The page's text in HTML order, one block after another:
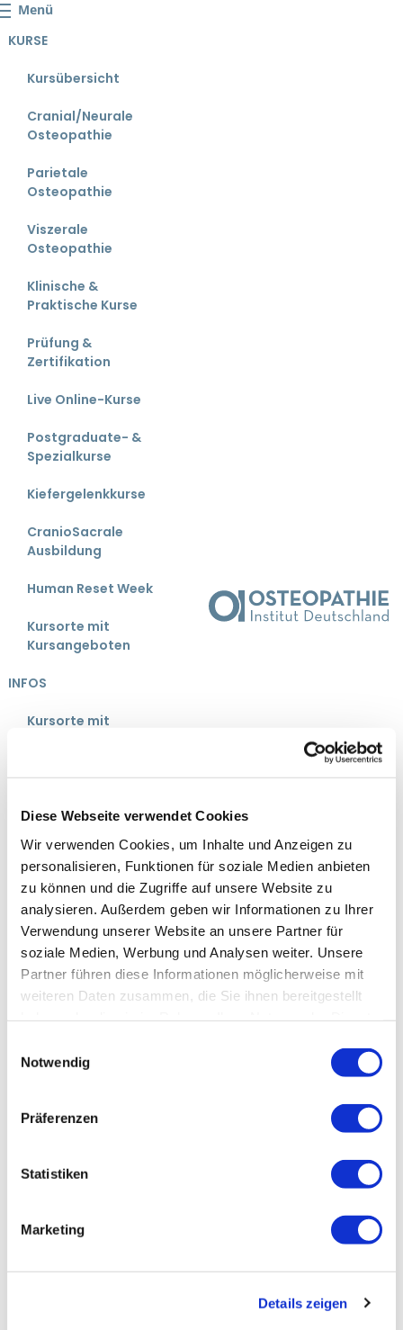
Diese Webseite verwendet Cookies
Wir verwenden Cookies, um Inhalte und Anzeigen zu
personalisieren, Funktionen für soziale Medien anbieten
zu können und die Zugriffe auf unsere Website zu
analysieren. Außerdem geben wir Informationen zu Ihrer
Verwendung unserer Website an unsere Partner für
soziale Medien, Werbung und Analysen weiter. Unsere
Partner führen diese Informationen möglicherweise mit
weiteren Daten zusammen, die Sie ihnen bereitgestellt
Notwendig
Präferenzen
Statistiken
Marketing
Details zeigen
Menü
KURSE
Kursübersicht
Cranial/Neurale
Osteopathie
Parietale
Osteopathie
Viszerale
Osteopathie
Klinische &
Praktische Kurse
Prüfung &
Zertifikation
Live Online-Kurse
Postgraduate- &
Spezialkurse
Kiefergelenkkurse
CranioSacrale
Ausbildung
Human Reset Week
Kursorte mit
Kursangeboten
INFOS
Kursorte mit
Bonus-Programm
Veranstaltungsticket
Wissenswertes
INSTITUT
Lehr- &
Management-Team
Teilnehmerliste
SUCHEN / BUCHEN